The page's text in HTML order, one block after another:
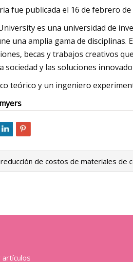
fue publicada el 16 de febrero de
es una universidad de
una amplia gama de
becas y trabajos creativos
sociedad y las soluciones
teórico y un ingeniero
de costos de materiales de
artículos